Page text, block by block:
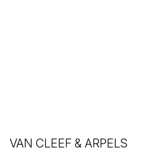
VAN CLEEF & ARPELS